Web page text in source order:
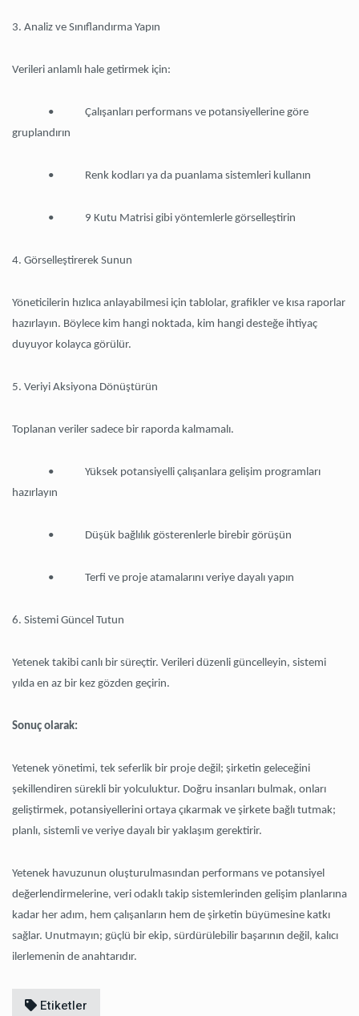
3. Analiz ve Sınıflandırma Yapın
Verileri anlamlı hale getirmek için:
• Çalışanları performans ve potansiyellerine göre
gruplandırın
• Renk kodları ya da puanlama sistemleri kullanın
• 9 Kutu Matrisi gibi yöntemlerle görselleştirin
4. Görselleştirerek Sunun
Yöneticilerin hızlıca anlayabilmesi için tablolar, grafikler ve kısa raporlar
hazırlayın. Böylece kim hangi noktada, kim hangi desteğe ihtiyaç
duyuyor kolayca görülür.
5. Veriyi Aksiyona Dönüştürün
Toplanan veriler sadece bir raporda kalmamalı.
• Yüksek potansiyelli çalışanlara gelişim programları
hazırlayın
• Düşük bağlılık gösterenlerle birebir görüşün
• Terfi ve proje atamalarını veriye dayalı yapın
6. Sistemi Güncel Tutun
Yetenek takibi canlı bir süreçtir. Verileri düzenli güncelleyin, sistemi
yılda en az bir kez gözden geçirin.
Sonuç olarak:
Yetenek yönetimi, tek seferlik bir proje değil; şirketin geleceğini
şekillendiren sürekli bir yolculuktur. Doğru insanları bulmak, onları
geliştirmek, potansiyellerini ortaya çıkarmak ve şirkete bağlı tutmak;
planlı, sistemli ve veriye dayalı bir yaklaşım gerektirir.
Yetenek havuzunun oluşturulmasından performans ve potansiyel
değerlendirmelerine, veri odaklı takip sistemlerinden gelişim planlarına
kadar her adım, hem çalışanların hem de şirketin büyümesine katkı
sağlar. Unutmayın; güçlü bir ekip, sürdürülebilir başarının değil, kalıcı
ilerlemenin de anahtarıdır.
Etiketler